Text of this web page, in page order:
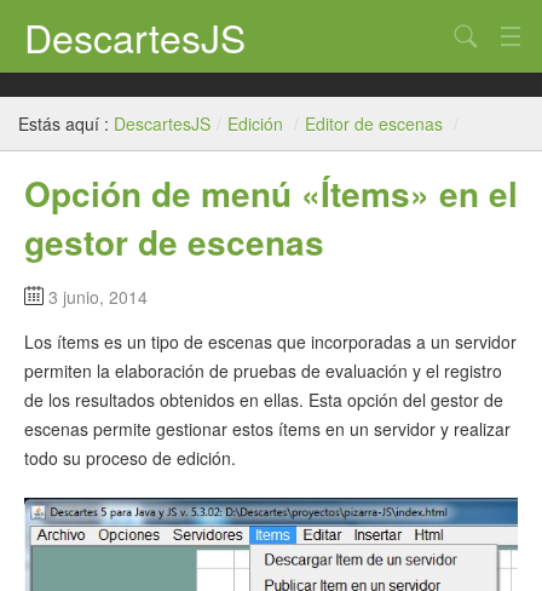
DescartesJS
Inicio
Descartes
Edición
Paneles
Auxiliares
Créditos
Buscar
Estás aquí : DescartesJS / Edición / Editor de escenas /
Opción de menú «Ítems» en el
gestor de escenas
3 junio, 2014
Los ítems es un tipo de escenas que incorporadas a un servidor
permiten la elaboración de pruebas de evaluación y el registro
de los resultados obtenidos en ellas. Esta opción del gestor de
escenas permite gestionar estos ítems en un servidor y realizar
todo su proceso de edición.